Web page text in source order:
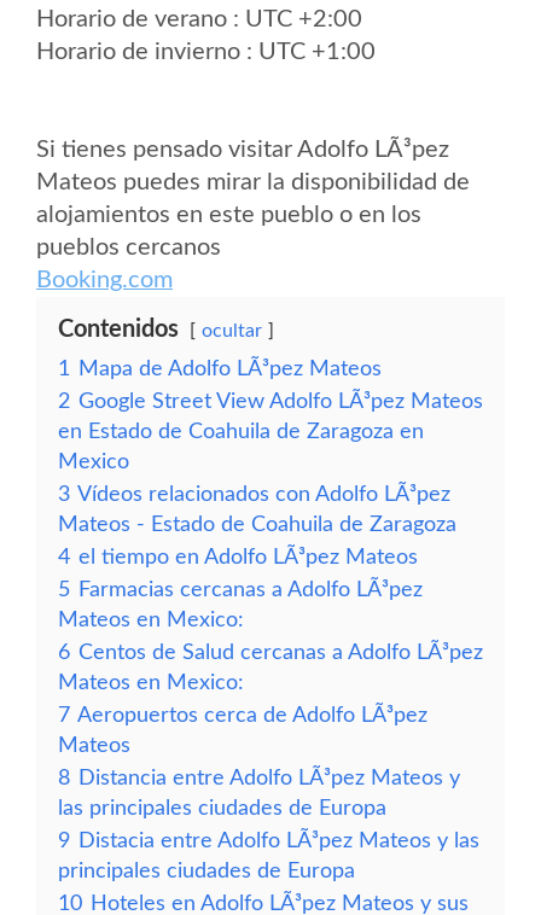
Horario de verano : UTC +2:00
Horario de invierno : UTC +1:00
Si tienes pensado visitar Adolfo LÃ³pez
Mateos puedes mirar la disponibilidad de
alojamientos en este pueblo o en los
pueblos cercanos
Booking.com
Contenidos ocultar
1
Mapa de Adolfo LÃ³pez Mateos
2 Google Street View Adolfo LÃ³pez Mateos
en Estado de Coahuila de Zaragoza en
Mexico
3 Vídeos relacionados con Adolfo LÃ³pez
Mateos - Estado de Coahuila de Zaragoza
4 el tiempo en Adolfo LÃ³pez Mateos
5 Farmacias cercanas a Adolfo LÃ³pez
Mateos en Mexico:
6 Centos de Salud cercanas a Adolfo LÃ³pez
Mateos en Mexico:
7 Aeropuertos cerca de Adolfo LÃ³pez
Mateos
8 Distancia entre Adolfo LÃ³pez Mateos y
las principales ciudades de Europa
9 Distacia entre Adolfo LÃ³pez Mateos y las
principales ciudades de Europa
10 Hoteles en Adolfo LÃ³pez Mateos y sus